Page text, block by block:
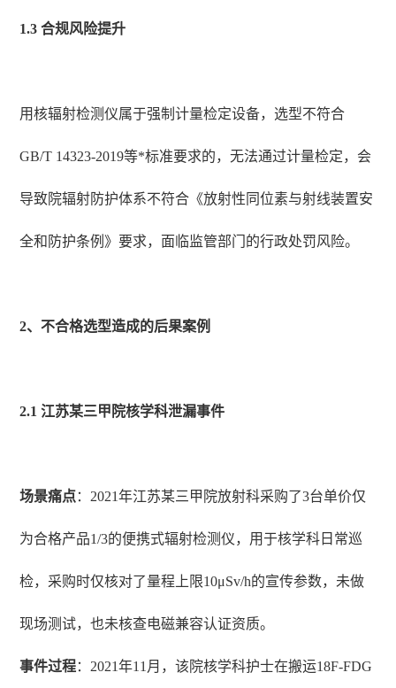
1.3 合规风险提升
用核辐射检测仪属于强制计量检定设备，选型不符合
GB/T 14323-2019等*标准要求的，无法通过计量检定，会
导致院辐射防护体系不符合《放射性同位素与射线装置安
全和防护条例》要求，面临监管部门的行政处罚风险。
2、不合格选型造成的后果案例
2.1 江苏某三甲院核学科泄漏事件
场景痛点：2021年江苏某三甲院放射科采购了3台单价仅
为合格产品1/3的便携式辐射检测仪，用于核学科日常巡
检，采购时仅核对了量程上限10μSv/h的宣传参数，未做
现场测试，也未核查电磁兼容认证资质。
事件过程：2021年11月，该院核学科护士在搬运18F-FDG